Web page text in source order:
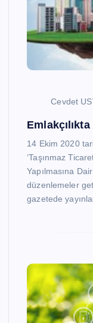
Cevdet
14 Ekim 2020
‘Taşınmaz
Yapılmasına
düzenlemeler
gazetede